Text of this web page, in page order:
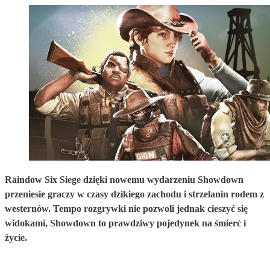
Raindow Six Siege dzięki nowemu wydarzeniu Showdown
przeniesie graczy w czasy dzikiego zachodu i strzelanin rodem z
westernów. Tempo rozgrywki nie pozwoli jednak cieszyć się
widokami, Showdown to prawdziwy pojedynek na śmierć i
życie.